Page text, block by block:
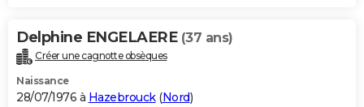
Delphine ENGELAERE (37 ans)
Créer une cagnotte obsèques
Naissance
28/07/1976 à Hazebrouck(Nord)